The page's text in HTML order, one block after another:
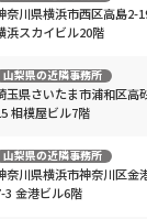
奈川県横浜市西区高島2-
浜スカイビル20階
山梨県の近隣事務所
玉県さいたま市浦和区高
相模屋ビル7階
山梨県の近隣事務所
奈川県横浜市神奈川区金
3 金港ビル6階